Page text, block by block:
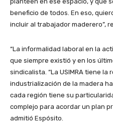
beneficio de todos. En eso,
incluir al trabajador maderero”,
“La informalidad laboral en la
que siempre existió y en los
sindicalista. “La USIMRA tiene
industrialización de la madera
cada región tiene su
complejo para acordar un plan
admitió Espósito.